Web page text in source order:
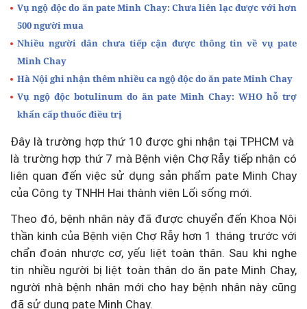
Vụ ngộ độc do ăn pate Minh Chay: Chưa liên lạc được với hơn
500 người mua
Nhiều người dân chưa tiếp cận được thông tin về vụ pate
Minh Chay
Hà Nội ghi nhận thêm nhiều ca ngộ độc do ăn pate Minh Chay
Vụ ngộ độc botulinum do ăn pate Minh Chay: WHO hỗ trợ
khẩn cấp thuốc điều trị
Đây là trường hợp thứ 10 được ghi nhận tại TPHCM và
là trường hợp thứ 7 mà Bệnh viện Chợ Rẫy tiếp nhận có
liên quan đến việc sử dụng sản phẩm pate Minh Chay
của Công ty TNHH Hai thành viên Lối sống mới.
Theo đó, bệnh nhân này đã được chuyển đến Khoa Nội
thần kinh của Bệnh viện Chợ Rẫy hơn 1 tháng trước với
chẩn đoán nhược cơ, yếu liệt toàn thân. Sau khi nghe
tin nhiều người bị liệt toàn thân do ăn pate Minh Chay,
người nhà bệnh nhân mới cho hay bệnh nhân này cũng
đã sử dụng pate Minh Chay.